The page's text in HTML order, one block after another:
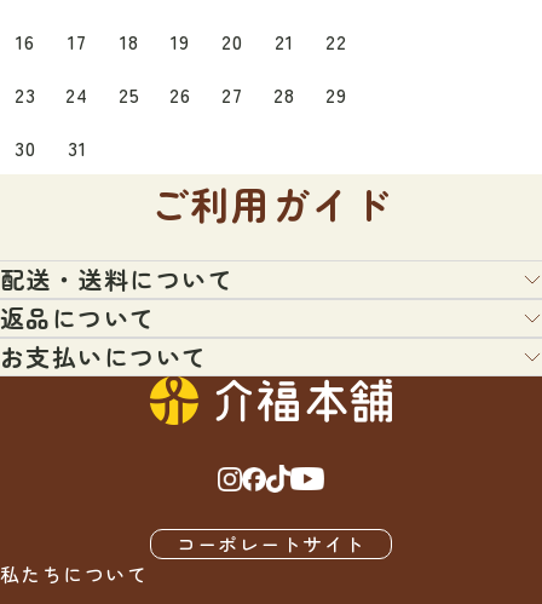
9
10 11 12 13 14
15
16
17 18 19 20 21
22
23
24
ご利用ガイド
配送・送料について
配送業者：ヤマト運輸・日本郵便・佐川急便・福山通運のいずれ
か（宅配便またはメール便）
＊配送業者の指定はできません。あらかじめご了承くださいま
＊日時指定がないご注文につきましては、通常最短日程にて出荷
・3,000円（税込）以上のお買い物で送料無料
※北海道・沖縄・離島は1万円（税込）以上のお買い物で送料無
料（車椅子など大型宅配便の場合を除く）
返品について
お客様都合による返品について
・対応条件：未開封・未使用のもので、対応期間内に電話もしく
・対応可能期間：商品到着後7日以内にご連絡をいただいた場合
・返金額：商品代金全額より返品手数料を差し引いた金額
お支払いについて
意してございます。ご希望にあわせて、各種ご利用ください。
商品が到着時に配達員様へ商品代金をお支払い下さい。